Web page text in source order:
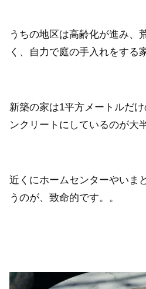
うちの地区は高齢化が進み、
く、自力で庭の手入れをする
新築の家は1平方メートルだ
ンクリートにしているのが大
近くにホームセンターやいま
うのが、致命的です。。